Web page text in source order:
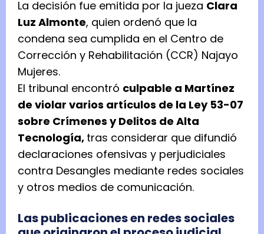
La decisión fue emitida por la jueza Clara
Luz Almonte, quien ordenó que la
condena sea cumplida en el Centro de
Corrección y Rehabilitación (CCR) Najayo
Mujeres.
El tribunal encontró culpable a Martínez
de violar varios artículos de la Ley 53-07
sobre Crímenes y Delitos de Alta
Tecnología, tras considerar que difundió
declaraciones ofensivas y perjudiciales
contra Desangles mediante redes sociales
y otros medios de comunicación.
Las publicaciones en redes sociales